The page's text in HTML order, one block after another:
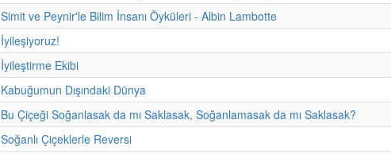
Simit ve Peynir'le Bilim İnsanı Öyküleri - Albin Lambotte
İyileşiyoruz!
İyileştirme Ekibi
Kabuğumun Dışındaki Dünya
Bu Çiçeği Soğanlasak da mı Saklasak, Soğanlamasak da mı Saklasak?
Soğanlı Çiçeklerle Reversi